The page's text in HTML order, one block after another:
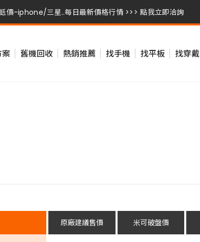
價-iphone/三星..每日最新價格行情 >>> 點我立即洽詢
低價-iphone/三星..每日最新價格行情 >>> 點我立即洽詢
案 舊機回收 熱銷推薦 找手機 找平板 找穿戴
原廠建議售價 米可破盤價